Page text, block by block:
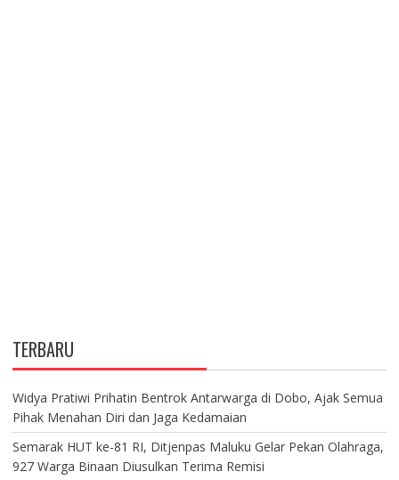
TERBARU
Widya Pratiwi Prihatin Bentrok Antarwarga di Dobo, Ajak Semua
Pihak Menahan Diri dan Jaga Kedamaian
Semarak HUT ke-81 RI, Ditjenpas Maluku Gelar Pekan Olahraga,
927 Warga Binaan Diusulkan Terima Remisi